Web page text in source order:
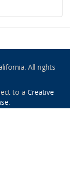
All rights
to a Creative
.